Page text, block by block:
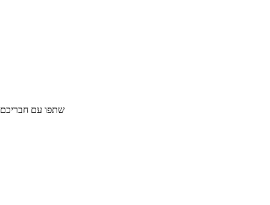
שתפו עם חבריכם :